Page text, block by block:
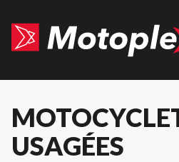
USAGÉES